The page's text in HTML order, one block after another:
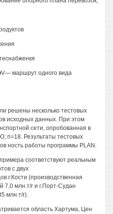
маршрут одного вида
решены несколько тестовых
исходных данных. При этом
сети, опробованная в
п=18. Результаты тестовых
ность работы программы PLAN.
соответствуют реальным
с двух
г.Кости (производственная
7,0 млн.т/г и г.Порт-Судан
млн.т/г).
область Хартума, Цен